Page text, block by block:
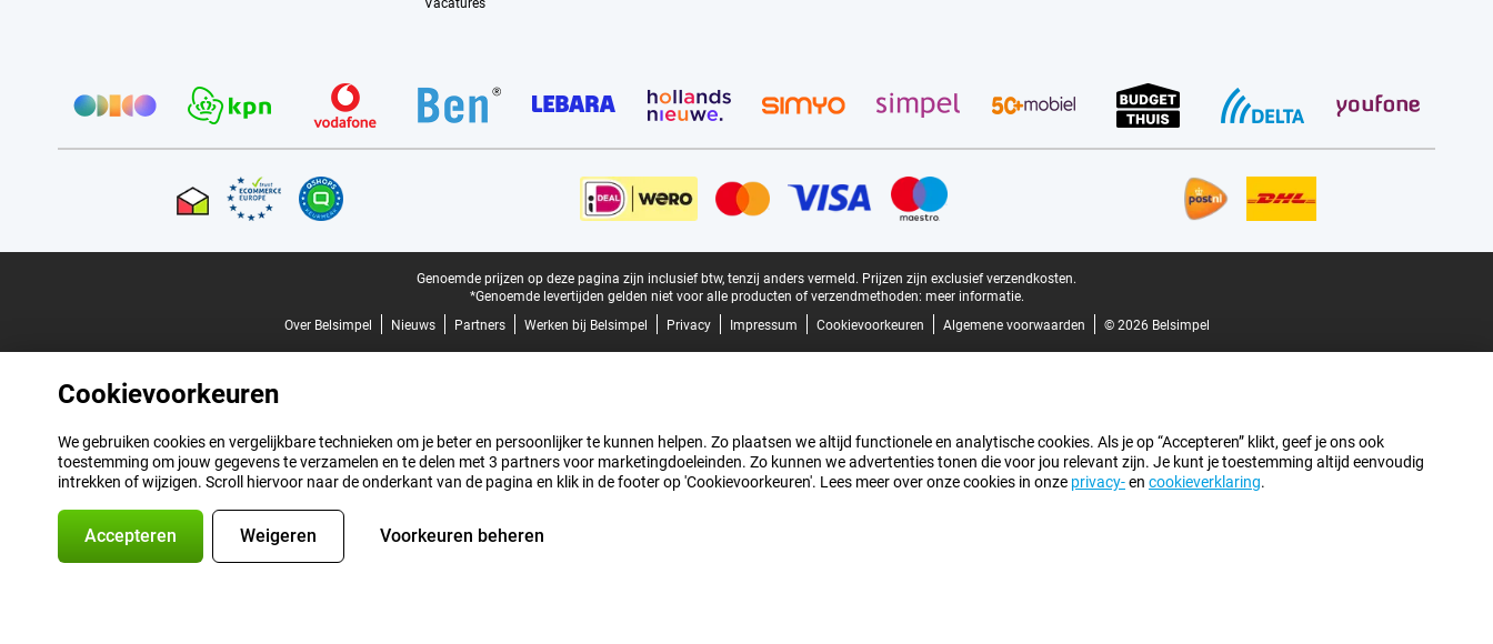
Vacatures
Genoemde prijzen op deze pagina zijn inclusief btw, tenzij anders vermeld. Prijzen zijn exclusief verzendkosten.
*Genoemde levertijden gelden niet voor alle producten of verzendmethoden: meer informatie.
Over Belsimpel
Nieuws Partners Werken bij Belsimpel Privacy Impressum Cookievoorkeuren Algemene voorwaarden © 2026 Belsimpel
Cookievoorkeuren
We gebruiken cookies en vergelijkbare technieken om je beter en persoonlijker te kunnen helpen. Zo plaatsen we altijd functionele en analytische cookies. Als je op “Accepteren” klikt, geef je ons ook
toestemming om jouw gegevens te verzamelen en te delen met 3 partners voor marketingdoeleinden. Zo kunnen we advertenties tonen die voor jou relevant zijn. Je kunt je toestemming altijd eenvoudig
intrekken of wijzigen. Scroll hiervoor naar de onderkant van de pagina en klik in de footer op 'Cookievoorkeuren'. Lees meer over onze cookies in onze privacy-en cookieverklaring.
Accepteren Weigeren Voorkeuren beheren